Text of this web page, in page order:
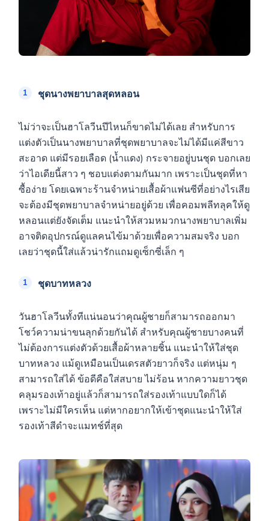
ชุดนางพยาบาลสุดหลอน
ไม่ว่าจะเป็นฮาโลวีนปีไหนก็ขาดไม่ได้เลย สำหรับการ
แต่งตัวเป็นนางพยาบาลที่ชุดพยาบาลจะไม่ได้มีแค่สีขาว
สะอาด แต่มีรอยเลือด (น้ำแดง) กระจายอยู่บนชุด บอกเลย
ว่าไอเดียนี้สาว ๆ ชอบแต่งตามกันมาก เพราะเป็นชุดที่หา
ซื้อง่าย โดยเฉพาะร้านจำหน่ายเสื้อผ้าแฟนซีที่อย่างไรเสีย
จะต้องมีชุดพยาบาลจำหน่ายอยู่ด้วย เพื่อคอมพลีทลุคให้ดู
หลอนแต่ยังจัดเต็ม แนะนำให้สวมหมวกนางพยาบาลเพิ่ม
อาจติดอุปกรณ์ดูแลคนไข้มาด้วยเพื่อความสมจริง บอก
เลยว่าชุดนี้ใส่แล้วน่ารักแถมดูเซ็กซี่เล็ก ๆ
ชุดบาทหลวง
วันฮาโลวีนทั้งทีแน่นอนว่าคุณผู้ชายก็สามารถออกมา
โชว์ความน่าขนลุกด้วยกันได้ สำหรับคุณผู้ชายบางคนที่
ไม่ต้องการแต่งตัวด้วยเสื้อผ้าหลายชิ้น แนะนำให้ใส่ชุด
บาทหลวง แม้ดูเหมือนเป็นเดรสตัวยาวก็จริง แต่หนุ่ม ๆ
สามารถใส่ได้ ข้อดีคือใส่สบาย ไม่ร้อน หากความยาวชุด
คลุมรองเท้าอยู่แล้วก็สามารถใส่รองเท้าแบบใดก็ได้
เพราะไม่มีใครเห็น แต่หากอยากให้เข้าชุดแนะนำให้ใส่
รองเท้าสีดำจะแมทช์ที่สุด